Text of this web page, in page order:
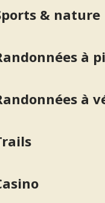
& nature
à
à
15:08